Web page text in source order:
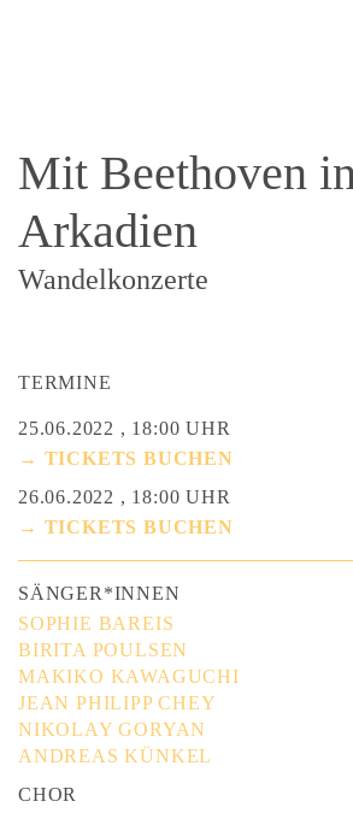
Mit Beethoven
Arkadien
Wandelkonzerte
TERMINE
25.06.2022 , 18:00 UHR
→ TICKETS BUCHEN
26.06.2022 , 18:00 UHR
→ TICKETS BUCHEN
SÄNGER*INNEN
SOPHIE BAREIS
BIRITA POULSEN
MAKIKO KAWAGUCHI
JEAN PHILIPP CHEY
NIKOLAY GORYAN
ANDREAS KÜNKEL
CHOR